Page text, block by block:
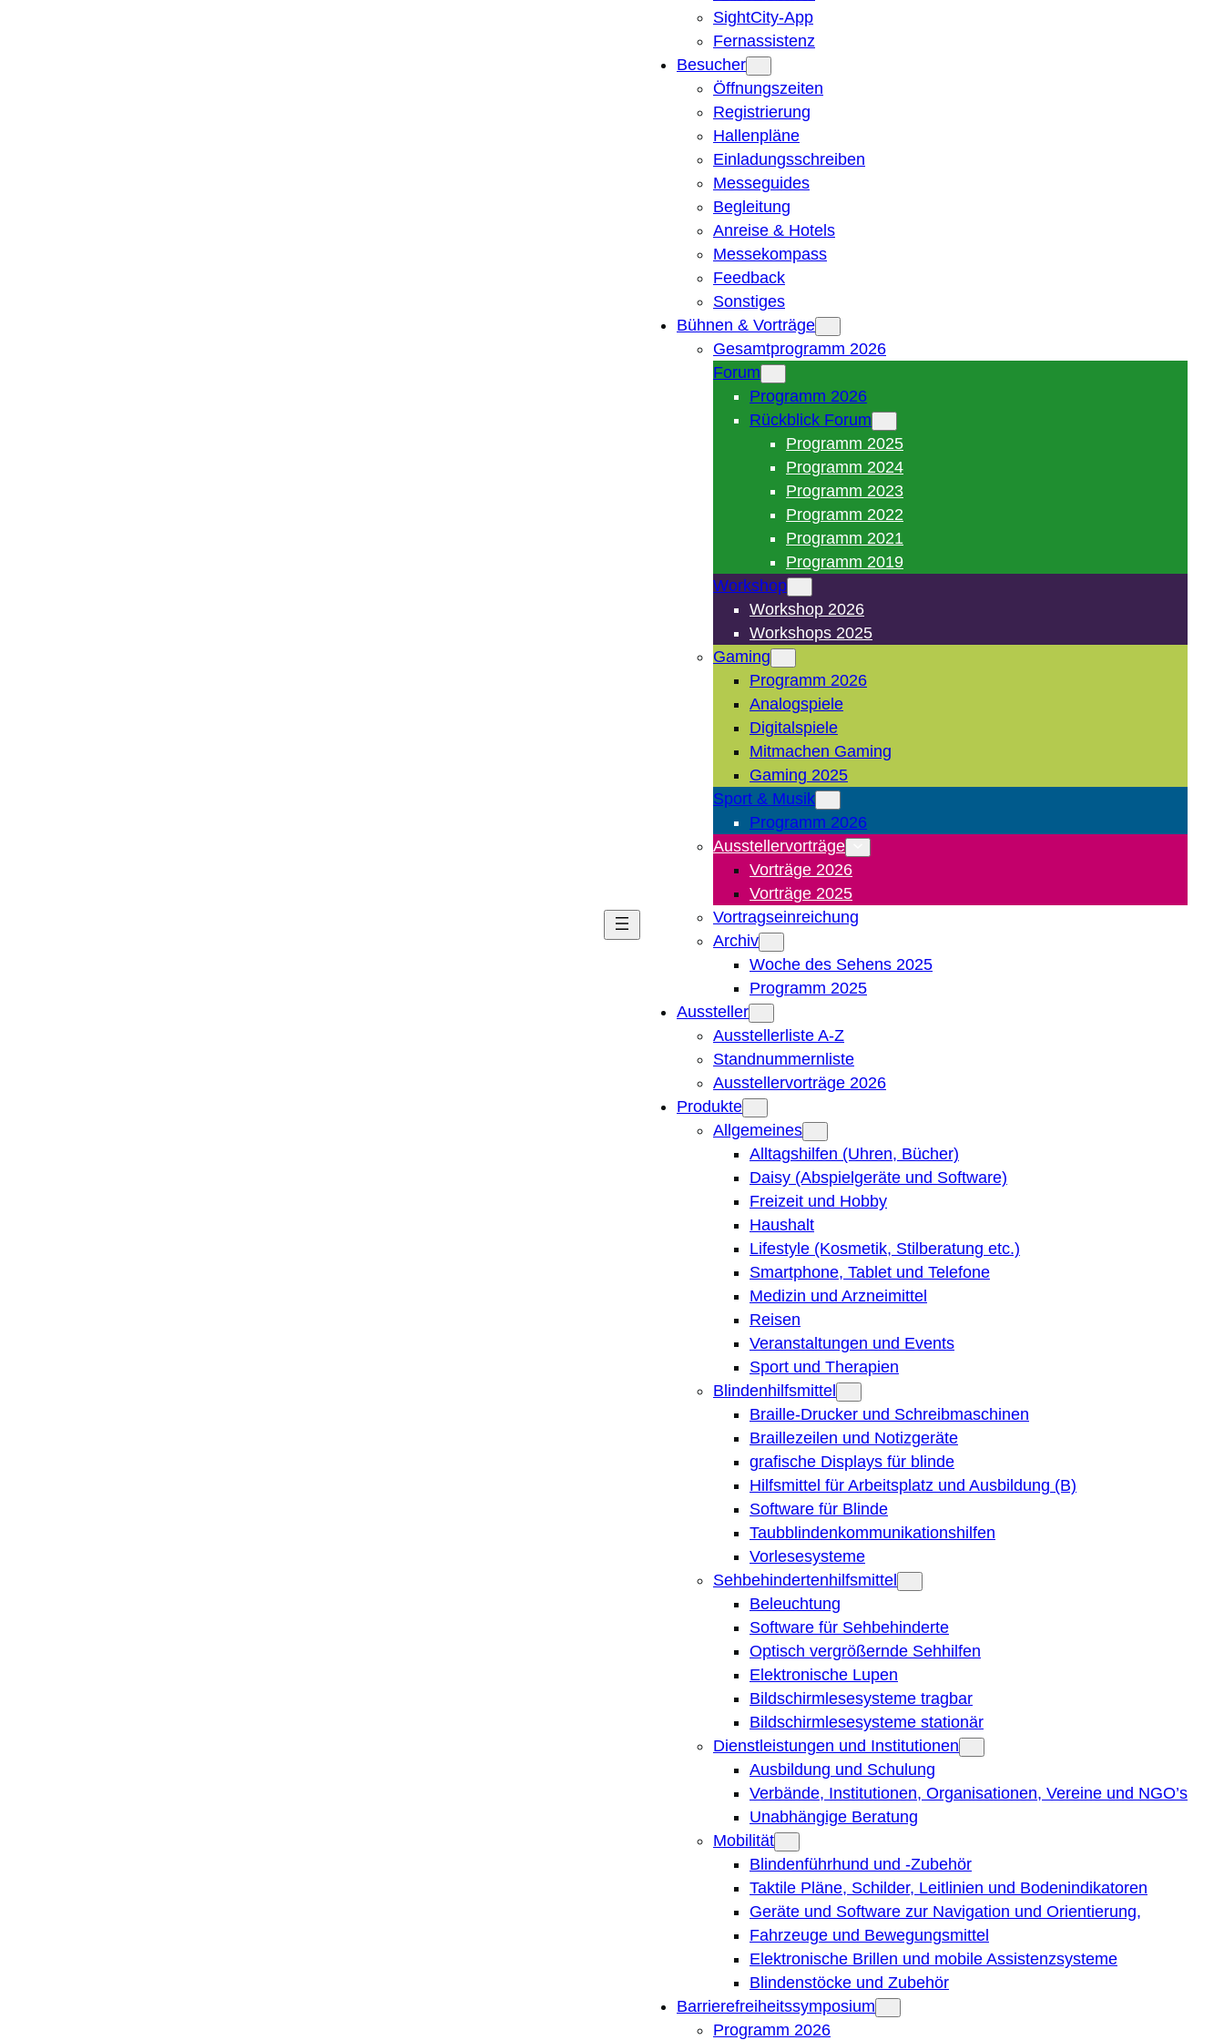
SightCity-App
Fernassistenz
Besucher
Öffnungszeiten
Registrierung
Hallenpläne
Einladungsschreiben
Messeguides
Begleitung
Anreise & Hotels
Messekompass
Feedback
Sonstiges
Bühnen & Vorträge
Gesamtprogramm 2026
Forum
Programm 2026
Rückblick Forum
Programm 2025
Programm 2024
Programm 2023
Programm 2022
Programm 2021
Programm 2019
Workshop
Workshop 2026
Workshops 2025
Gaming
Programm 2026
Analogspiele
Digitalspiele
Mitmachen Gaming
Gaming 2025
Sport & Musik
Programm 2026
Ausstellervorträge
Vorträge 2026
Vorträge 2025
Vortragseinreichung
Archiv
Woche des Sehens 2025
Programm 2025
Aussteller
Ausstellerliste A-Z
Standnummernliste
Ausstellervorträge 2026
Produkte
Allgemeines
Alltagshilfen (Uhren, Bücher)
Daisy (Abspielgeräte und Software)
Freizeit und Hobby
Haushalt
Lifestyle (Kosmetik, Stilberatung etc.)
Smartphone, Tablet und Telefone
Medizin und Arzneimittel
Reisen
Veranstaltungen und Events
Sport und Therapien
Blindenhilfsmittel
Braille-Drucker und Schreibmaschinen
Braillezeilen und Notizgeräte
grafische Displays für blinde
Hilfsmittel für Arbeitsplatz und Ausbildung (B)
Software für Blinde
Taubblindenkommunikationshilfen
Vorlesesysteme
Sehbehindertenhilfsmittel
Beleuchtung
Software für Sehbehinderte
Optisch vergrößernde Sehhilfen
Elektronische Lupen
Bildschirmlesesysteme tragbar
Bildschirmlesesysteme stationär
Dienstleistungen und Institutionen
Ausbildung und Schulung
Verbände, Institutionen, Organisationen, Vereine und NGO’s
Unabhängige Beratung
Mobilität
Blindenführhund und -Zubehör
Taktile Pläne, Schilder, Leitlinien und Bodenindikatoren
Geräte und Software zur Navigation und Orientierung,
Fahrzeuge und Bewegungsmittel
Elektronische Brillen und mobile Assistenzsysteme
Blindenstöcke und Zubehör
Barrierefreiheitssymposium
Programm 2026